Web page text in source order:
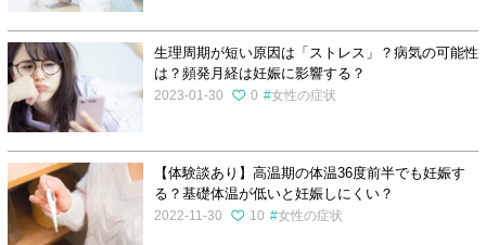
生理周期が短い原因は「ストレス」？病気の可能性
は？頻発月経は妊娠に影響する？
2023-01-30 0 女性の症状
【体験談あり】高温期の体温36度前半でも妊娠す
る？基礎体温が低いと妊娠しにくい？
2022-11-30 10 女性の症状